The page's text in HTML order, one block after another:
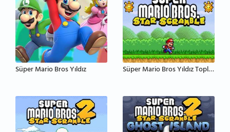
Süper Mario Bros Yıldız Süper Mario Bros Yıldız Toplama